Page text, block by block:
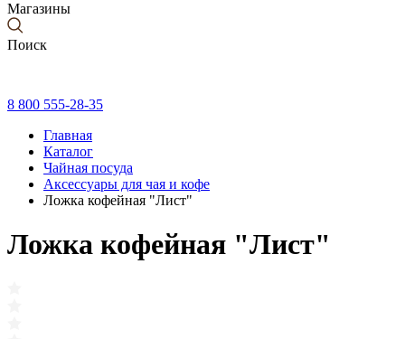
Магазины
Поиск
8 800 555-28-35
Главная
Каталог
Чайная посуда
Аксессуары для чая и кофе
Ложка кофейная "Лист"
Ложка кофейная "Лист"